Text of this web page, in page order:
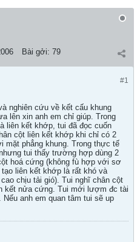
Bài gởi: 79
#1
nghiên cứu về kết cấu khung
lên xin anh em chỉ giúp. Trong
liên kết khớp, tui đã đọc cuốn
cột liên kết khớp khi chỉ có 2
mặt phẳng khung. Trong thực tế
tui thấy trường hợp dùng 2
hoá cứng (không fù hợp với sơ
liên kết khớp là rất khó và
chịu tải gió). Tui nghĩ chân cột
kết nửa cứng. Tui mới lượm đc tài
Nếu anh em quan tâm tui sẽ up